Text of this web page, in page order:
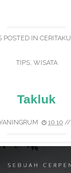
POSTED IN CERITAKU
TIPS, WISATA
Takluk
10.10 //